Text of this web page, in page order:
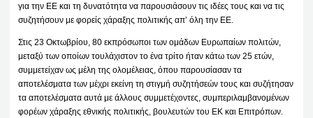
για την ΕΕ και τη δυνατότητα να παρουσιάσουν τις ιδέες τους και να τις
συζητήσουν με φορείς χάραξης πολιτικής απ’ όλη την ΕΕ.
Στις 23 Οκτωβρίου, 80 εκπρόσωποι των ομάδων Ευρωπαίων πολιτών,
μεταξύ των οποίων τουλάχιστον το ένα τρίτο ήταν κάτω των 25 ετών,
συμμετείχαν ως μέλη της ολομέλειας, όπου παρουσίασαν τα
αποτελέσματα των μέχρι εκείνη τη στιγμή συζητήσεών τους και συζήτησαν
τα αποτελέσματα αυτά με άλλους συμμετέχοντες, συμπεριλαμβανομένων
φορέων χάραξης εθνικής πολιτικής, βουλευτών του ΕΚ και Επιτρόπων.